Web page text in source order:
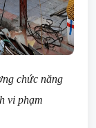
chức năng
vi phạm